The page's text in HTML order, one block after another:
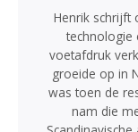
Henrik schrijft
technologie
voetafdruk
groeide op in
was toen de
nam die